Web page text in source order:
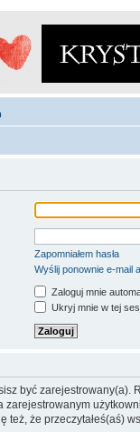
Zapomniałem hasła
Wyślij ponownie e-mail
Zaloguj mnie
Ukryj mnie w tej
być zarejestrowany(a).
też, że przeczytałeś(aś)